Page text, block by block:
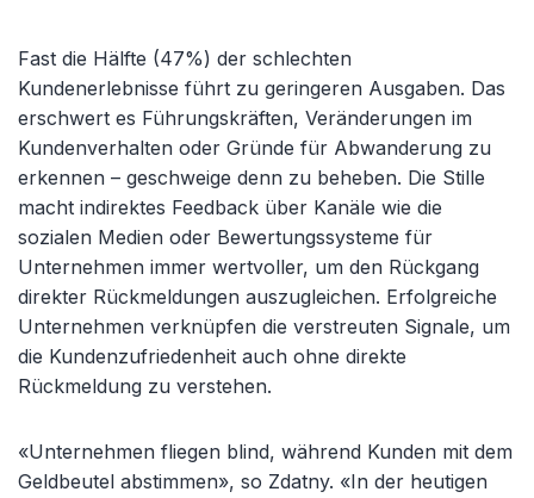
Fast die Hälfte (47%) der schlechten
Kundenerlebnisse führt zu geringeren Ausgaben. Das
erschwert es Führungskräften, Veränderungen im
Kundenverhalten oder Gründe für Abwanderung zu
erkennen – geschweige denn zu beheben. Die Stille
macht indirektes Feedback über Kanäle wie die
sozialen Medien oder Bewertungssysteme für
Unternehmen immer wertvoller, um den Rückgang
direkter Rückmeldungen auszugleichen. Erfolgreiche
Unternehmen verknüpfen die verstreuten Signale, um
die Kundenzufriedenheit auch ohne direkte
Rückmeldung zu verstehen.
«Unternehmen fliegen blind, während Kunden mit dem
Geldbeutel abstimmen», so Zdatny. «In der heutigen